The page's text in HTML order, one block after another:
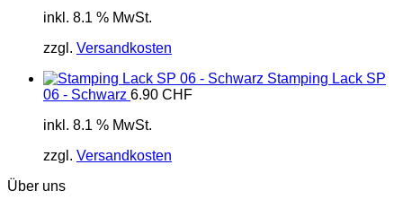
inkl. 8.1 % MwSt.
zzgl. Versandkosten
Stamping Lack SP
06 - Schwarz 6.90 CHF
inkl. 8.1 % MwSt.
zzgl. Versandkosten
Über uns